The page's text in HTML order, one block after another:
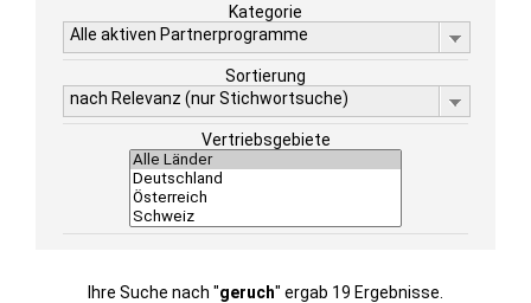
Kategorie
Alle aktiven Partnerprogramme
Sortierung
nach Relevanz (nur Stichwortsuche)
Vertriebsgebiete
Ihre Suche nach "geruch" ergab 19 Ergebnisse.